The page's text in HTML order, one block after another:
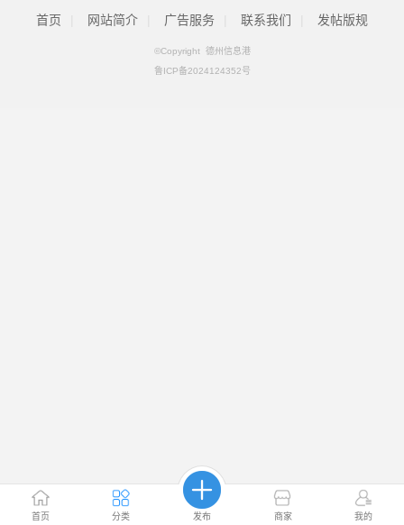
首页 分类 发布 商家 我的
首页 网站简介 广告服务 联系我们 发帖版规
©Copyright 德州信息港
鲁ICP备2024124352号